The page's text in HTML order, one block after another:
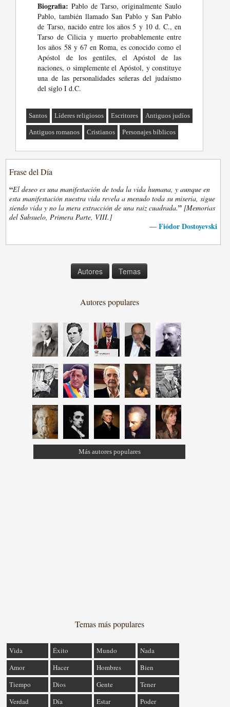
Biografia: Pablo de Tarso, originalmente Saulo
Pablo, también llamado San Pablo y San Pablo
de Tarso, nacido entre los años 5 y 10 d. C., en
Tarso de Cilicia y muerto probablemente entre
los años 58 y 67 en Roma, es conocido como el
Apóstol de los gentiles, el Apóstol de las
naciones, o simplemente el Apóstol, y constituye
una de las personalidades señeras del judaísmo
del siglo I d.C.
Santos Líderes religiosos Escritores Antiguos judíos
Antiguos romanos Cristianos Personajes bíblicos
Frase del Día
“El deseo es una manifestación de toda la vida humana, y aunque en
esta manifestación nuestra vida revela a menudo toda su miseria, sigue
siendo vida y no la mera extracción de una raiz cuadrada.” [Memorias
del Subsuelo, Primera Parte, VIII.]
— Fiódor Dostoyevski
Autores Temas
Autores populares
Más autores populares
Temas más populares
Vida Éxito Mundo
Nada
Amor
Hacer Hombres
Bien
Tiempo
Dios Gente
Tener
Verdad
Día Estar Poder